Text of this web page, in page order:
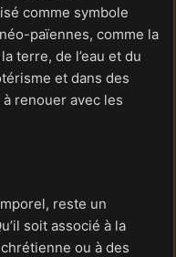
comme symbole
païennes, comme la
terre, de l’eau et du
et dans des
renouer avec les
reste un
soit associé à la
ou à des